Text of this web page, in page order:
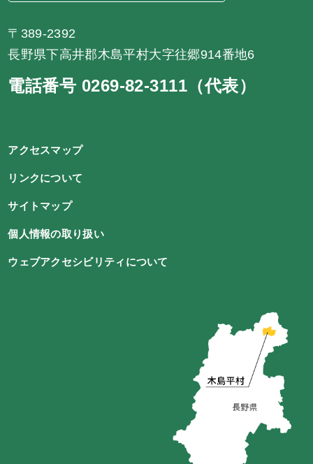
〒389-2392
長野県下高井郡木島平村大字往郷914番地6
電話番号 0269-82-3111（代表）
アクセスマップ
リンクについて
サイトマップ
個人情報の取り扱い
ウェブアクセシビリティについて